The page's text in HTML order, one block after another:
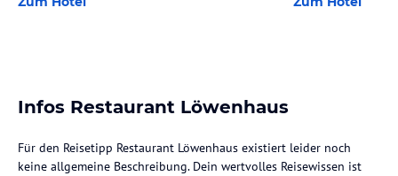
Infos Restaurant Löwenhaus
Für den Reisetipp Restaurant Löwenhaus existiert leider noch
keine allgemeine Beschreibung. Dein wertvolles Reisewissen ist